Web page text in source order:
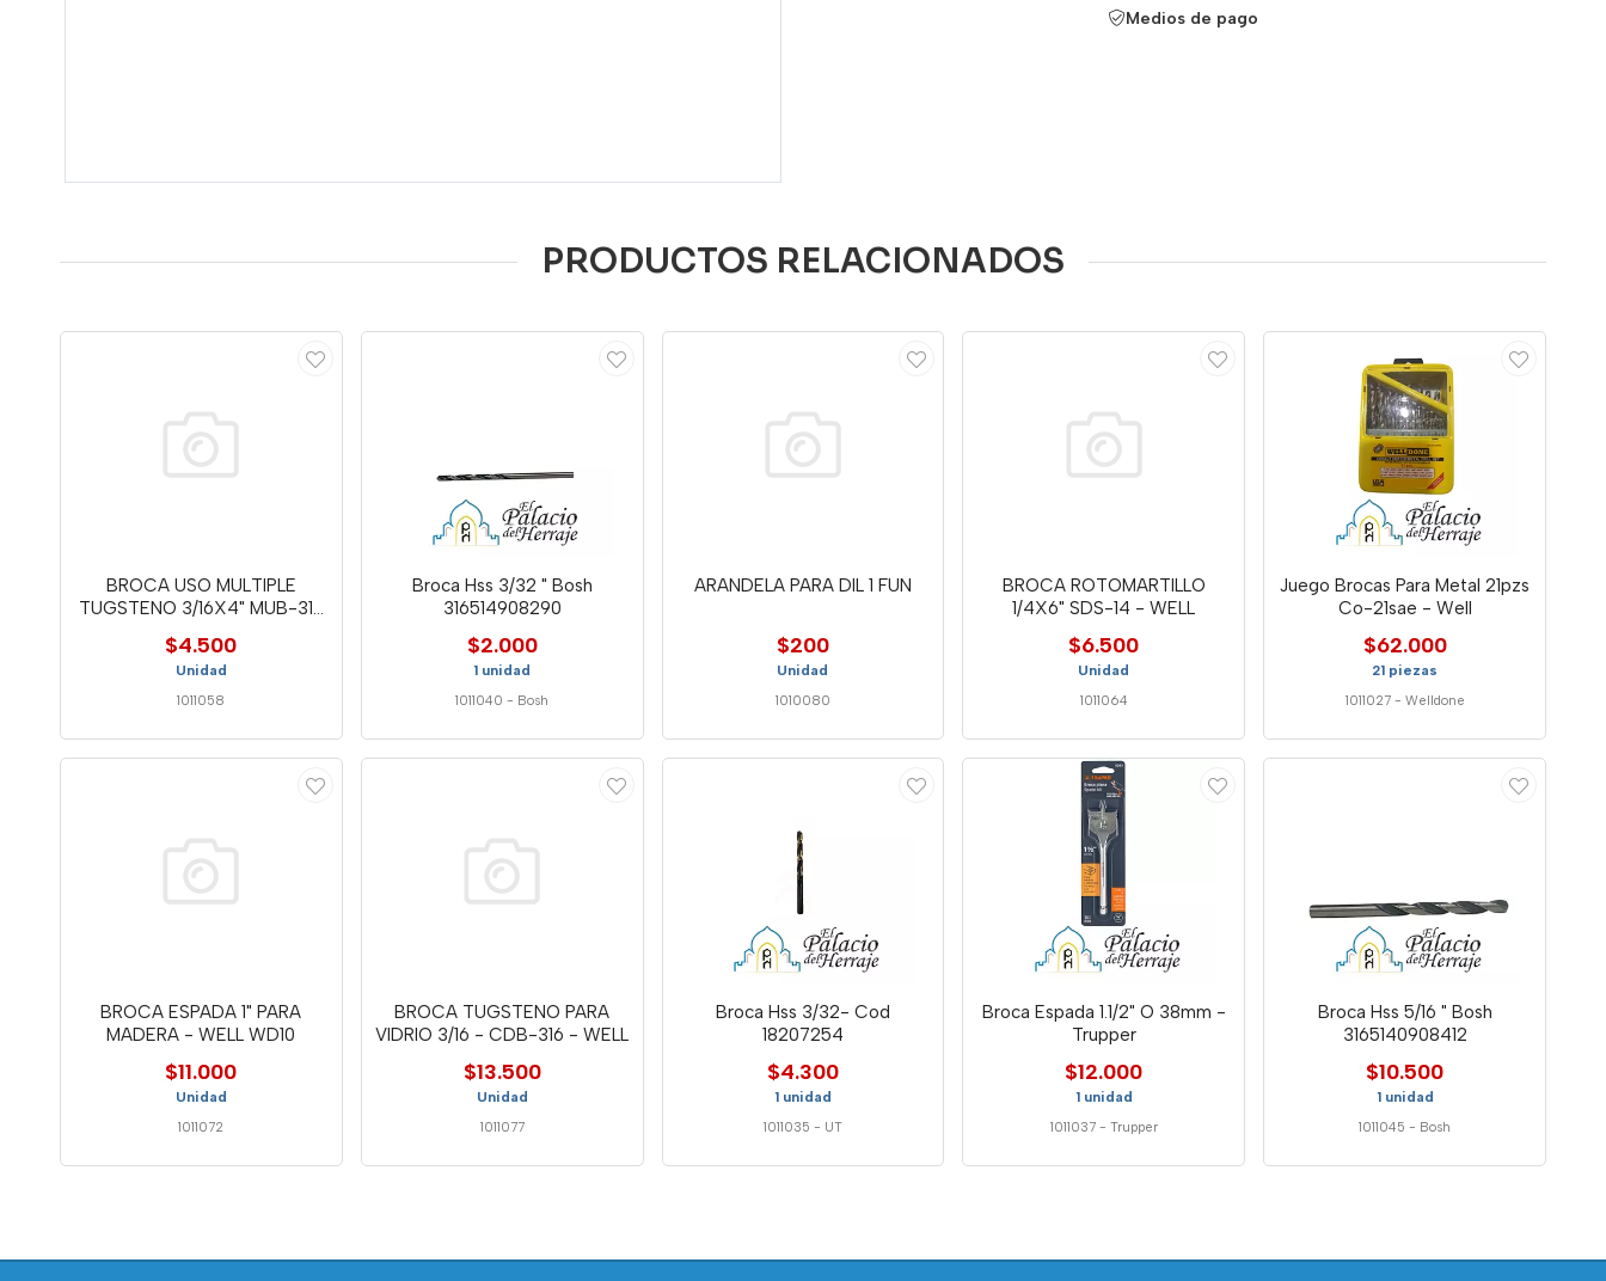
Medios de pago
PRODUCTOS RELACIONADOS
BROCA USO MULTIPLE
TUGSTENO 3/16X4" MUB-316
- WELL
$4.500
Unidad
1011058
Broca Hss 3/32 " Bosh
316514908290
$2.000
1 unidad
1011040 - Bosh
ARANDELA PARA DIL 1 FUN
$200
Unidad
1010080
BROCA ROTOMARTILLO
1/4X6" SDS-14 - WELL
$6.500
Unidad
1011064
Juego Brocas Para Metal 21pzs
Co-21sae - Well
$62.000
21 piezas
1011027 - Welldone
BROCA ESPADA 1" PARA
MADERA - WELL WD10
$11.000
Unidad
1011072
BROCA TUGSTENO PARA
VIDRIO 3/16 - CDB-316 - WELL
$13.500
Unidad
1011077
Broca Hss 3/32- Cod
18207254
$4.300
1 unidad
1011035 - UT
Broca Espada 1.1/2" O 38mm -
Trupper
$12.000
1 unidad
1011037 - Trupper
Broca Hss 5/16 " Bosh
3165140908412
$10.500
1 unidad
1011045 - Bosh